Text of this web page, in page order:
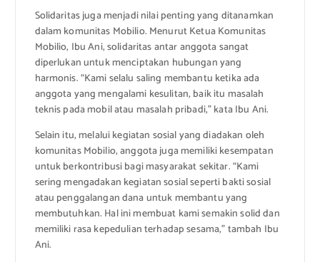
Solidaritas juga menjadi nilai penting yang ditanamkan
dalam komunitas Mobilio. Menurut Ketua Komunitas
Mobilio, Ibu Ani, solidaritas antar anggota sangat
diperlukan untuk menciptakan hubungan yang
harmonis. “Kami selalu saling membantu ketika ada
anggota yang mengalami kesulitan, baik itu masalah
teknis pada mobil atau masalah pribadi,” kata Ibu Ani.
Selain itu, melalui kegiatan sosial yang diadakan oleh
komunitas Mobilio, anggota juga memiliki kesempatan
untuk berkontribusi bagi masyarakat sekitar. “Kami
sering mengadakan kegiatan sosial seperti bakti sosial
atau penggalangan dana untuk membantu yang
membutuhkan. Hal ini membuat kami semakin solid dan
memiliki rasa kepedulian terhadap sesama,” tambah Ibu
Ani.